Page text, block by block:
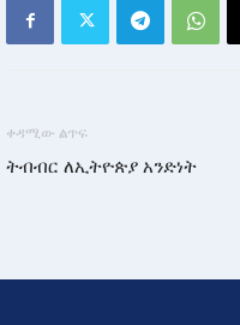
ቀዳሚው ልጥፍ
ትብብር ለኢትዮጵያ አንድነት